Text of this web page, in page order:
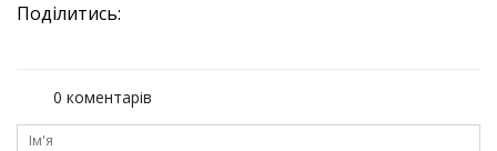
Поділитись:
0 коментарів